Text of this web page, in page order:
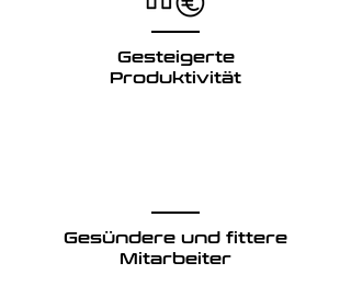
Gesteigerte
Produktivität
Gesündere und fittere
Mitarbeiter